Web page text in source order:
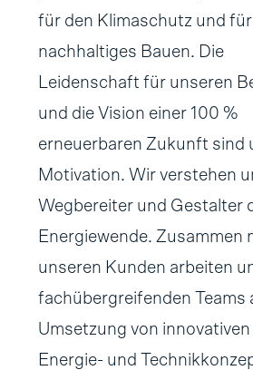
für den Klimaschutz und für
nachhaltiges Bauen. Die
Leidenschaft für unseren
und die Vision einer 100 %
erneuerbaren Zukunft sind
Motivation. Wir verstehen
Wegbereiter und Gestalter
Energiewende. Zusammen
unseren Kunden arbeiten
fachübergreifenden Teams
Umsetzung von innovativen
Energie- und